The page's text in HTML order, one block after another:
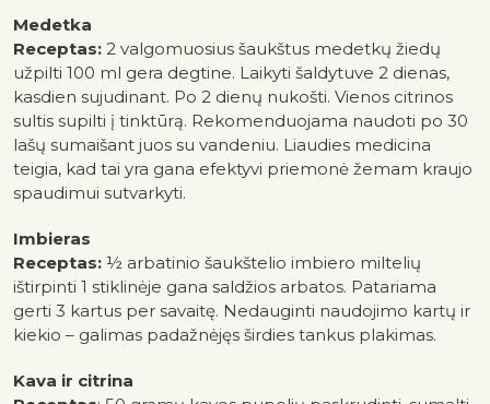
Medetka
Receptas: 2 valgomuosius šaukštus medetkų žiedų
užpilti 100 ml gera degtine. Laikyti šaldytuve 2 dienas,
kasdien sujudinant. Po 2 dienų nukošti. Vienos citrinos
sultis supilti į tinktūrą. Rekomenduojama naudoti po 30
lašų sumaišant juos su vandeniu. Liaudies medicina
teigia, kad tai yra gana efektyvi priemonė žemam kraujo
spaudimui sutvarkyti.
Imbieras
Receptas: ½ arbatinio šaukštelio imbiero miltelių
ištirpinti 1 stiklinėje gana saldžios arbatos. Patariama
gerti 3 kartus per savaitę. Nedauginti naudojimo kartų ir
kiekio – galimas padažnėjęs širdies tankus plakimas.
Kava ir citrina